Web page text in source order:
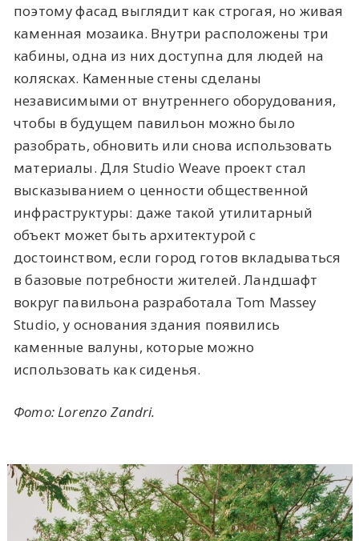
поэтому фасад выглядит как строгая, но живая
каменная мозаика. Внутри расположены три
кабины, одна из них доступна для людей на
колясках. Каменные стены сделаны
независимыми от внутреннего оборудования,
чтобы в будущем павильон можно было
разобрать, обновить или снова использовать
материалы. Для Studio Weave проект стал
высказыванием о ценности общественной
инфраструктуры: даже такой утилитарный
объект может быть архитектурой с
достоинством, если город готов вкладываться
в базовые потребности жителей. Ландшафт
вокруг павильона разработала Tom Massey
Studio, у основания здания появились
каменные валуны, которые можно
использовать как сиденья.
Фото:Lorenzo Zandri.